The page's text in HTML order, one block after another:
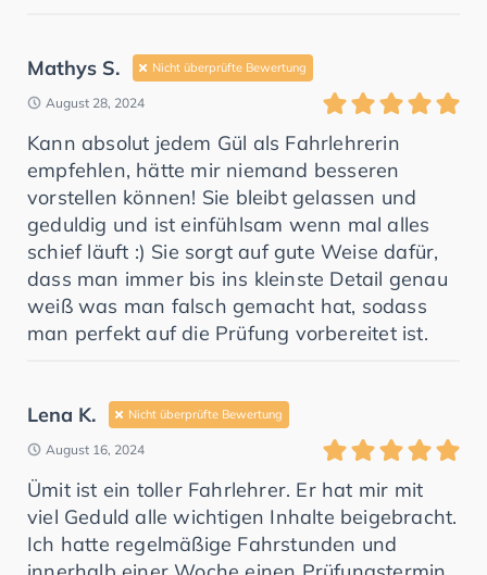
Mathys S. Nicht überprüfte Bewertung
August 28, 2024
Kann absolut jedem Gül als Fahrlehrerin
empfehlen, hätte mir niemand besseren
vorstellen können! Sie bleibt gelassen und
geduldig und ist einfühlsam wenn mal alles
schief läuft :) Sie sorgt auf gute Weise dafür,
dass man immer bis ins kleinste Detail genau
weiß was man falsch gemacht hat, sodass
man perfekt auf die Prüfung vorbereitet ist.
Lena K. Nicht überprüfte Bewertung
August 16, 2024
Ümit ist ein toller Fahrlehrer. Er hat mir mit
viel Geduld alle wichtigen Inhalte beigebracht.
Ich hatte regelmäßige Fahrstunden und